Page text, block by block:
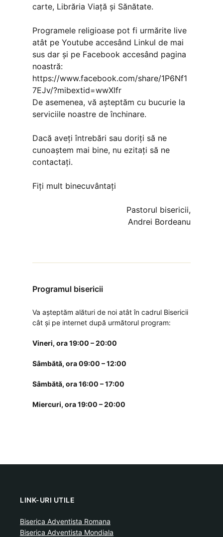
carte, Librăria Viață și Sănătate.
Programele religioase pot fi urmărite live
atât pe Youtube accesând Linkul de mai
sus dar și pe Facebook accesând pagina
noastră:
https://www.facebook.com/share/1P6Nf1
7EJv/?mibextid=wwXIfr
De asemenea, vă așteptăm cu bucurie la
serviciile noastre de închinare.
Dacă aveți întrebări sau doriți să ne
cunoaștem mai bine, nu ezitați să ne
contactați.
Fiți mult binecuvântați
Pastorul bisericii,
Andrei Bordeanu
Programul bisericii
Va așteptăm alături de noi atât în cadrul Bisericii
cât și pe internet după următorul program:
Vineri, ora 19:00 – 20:00
Sâmbătă, ora 09:00 – 12:00
Sâmbătă, ora 16:00 – 17:00
Miercuri, ora 19:00 – 20:00
LINK-URI UTILE
Biserica Adventista Romana
Biserica Adventista Mondiala